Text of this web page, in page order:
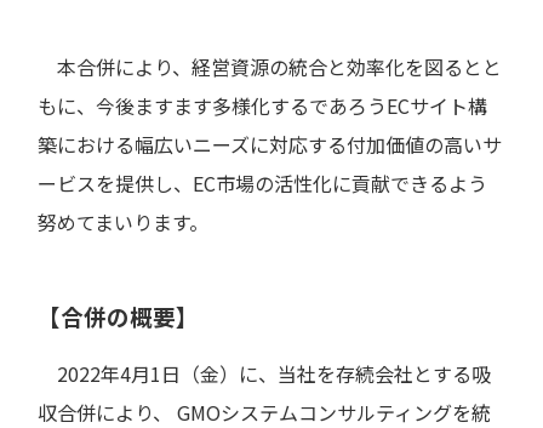
本合併により、経営資源の統合と効率化を図るとと
もに、今後ますます多様化するであろうECサイト構
築における幅広いニーズに対応する付加価値の高いサ
ービスを提供し、EC市場の活性化に貢献できるよう
努めてまいります。
【合併の概要】
2022年4月1日（金）に、当社を存続会社とする吸
収合併により、 GMOシステムコンサルティングを統